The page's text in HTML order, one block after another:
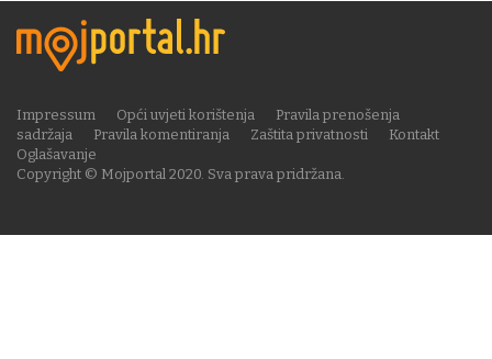
Copyright © Mojportal 2020. Sva prava pridržana.
Impressum Opći uvjeti korištenja
Pravila prenošenja
sadržaja
Pravila komentiranja Zaštita privatnosti
Kontakt
Oglašavanje